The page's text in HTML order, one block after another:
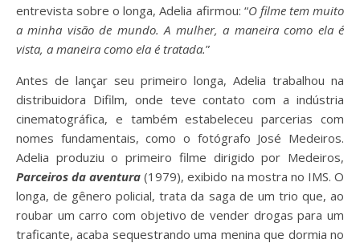
entrevista sobre o longa, Adelia afirmou: “O filme tem muito
a minha visão de mundo. A mulher, a maneira como ela é
vista, a maneira como ela é tratada.”
Antes de lançar seu primeiro longa, Adelia trabalhou na
distribuidora Difilm, onde teve contato com a indústria
cinematográfica, e também estabeleceu parcerias com
nomes fundamentais, como o fotógrafo José Medeiros.
Adelia produziu o primeiro filme dirigido por Medeiros,
Parceiros da aventura (1979), exibido na mostra no IMS. O
longa, de gênero policial, trata da saga de um trio que, ao
roubar um carro com objetivo de vender drogas para um
traficante, acaba sequestrando uma menina que dormia no